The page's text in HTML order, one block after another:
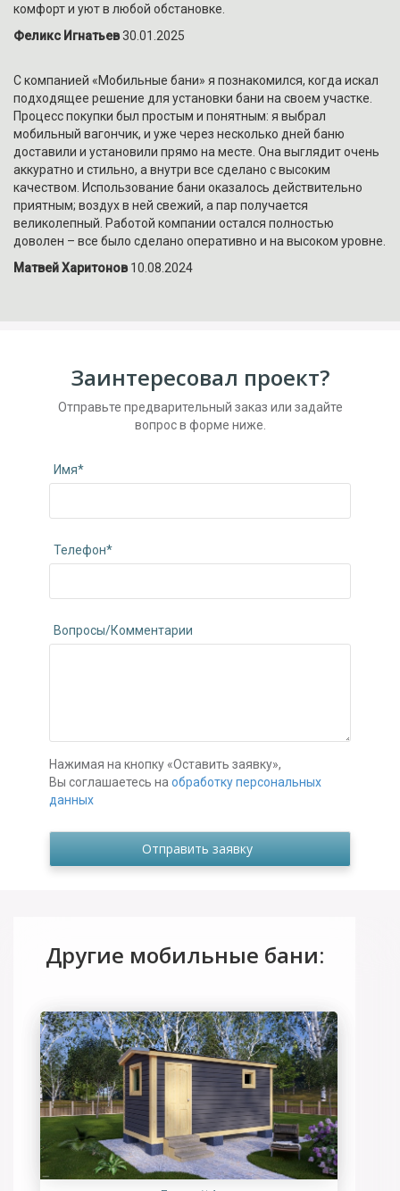
комфорт и уют в любой обстановке.
Феликс Игнатьев30.01.2025
С компанией «Мобильные бани» я познакомился, когда искал
подходящее решение для установки бани на своем участке.
Процесс покупки был простым и понятным: я выбрал
мобильный вагончик, и уже через несколько дней баню
доставили и установили прямо на месте. Она выглядит очень
аккуратно и стильно, а внутри все сделано с высоким
качеством. Использование бани оказалось действительно
приятным; воздух в ней свежий, а пар получается
великолепный. Работой компании остался полностью
доволен – все было сделано оперативно и на высоком уровне.
Матвей Харитонов10.08.2024
Заинтересовал проект?
Отправьте предварительный заказ или задайте
вопрос в форме ниже.
Имя*
Телефон*
Вопросы/Комментарии
Нажимая на кнопку «Оставить заявку»,
Вы соглашаетесь наобработку персональных
данных
Другие мобильные бани: